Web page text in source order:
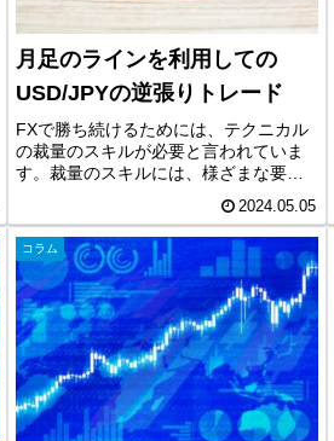
月足のラインを利用しての
USD/JPYの逆張りトレード
FXで勝ち続けるためには、テクニカル
の裁量のスキルが必要と言われていま
す。裁量のスキルには、様ざまな要素
がありますが、環境認識やライントレ
ードは重要な要素です。今回は、長期
足の環境認識、ライントレードなどの
テクニカル要素に加えて、注目の(米...
2024.05.05
コラム